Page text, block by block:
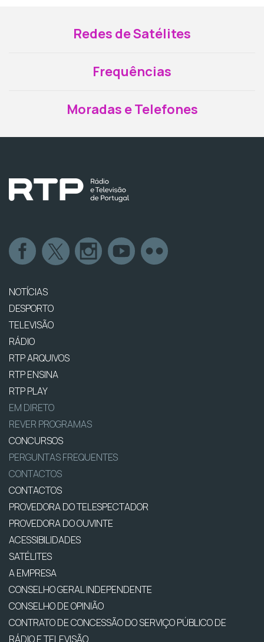
Redes de Satélites
Frequências
Moradas e Telefones
NOTÍCIAS
DESPORTO
TELEVISÃO
RÁDIO
RTP ARQUIVOS
RTP ENSINA
RTP PLAY
EM DIRETO
REVER PROGRAMAS
CONCURSOS
PERGUNTAS FREQUENTES
CONTACTOS
CONTACTOS
PROVEDORA DO TELESPECTADOR
PROVEDORA DO OUVINTE
ACESSIBILIDADES
SATÉLITES
A EMPRESA
CONSELHO GERAL INDEPENDENTE
CONSELHO DE OPINIÃO
CONTRATO DE CONCESSÃO DO SERVIÇO PÚBLICO DE
RÁDIO E TELEVISÃO